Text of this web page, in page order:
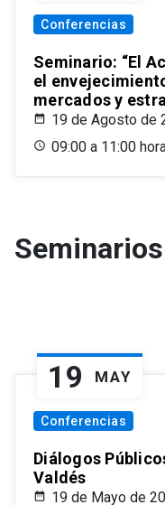
Conferencias
Seminario: “El
el
mercados y
19 de Agosto de
09:00 a 11:00
Seminarios
19 MAY
Conferencias
Diálogos
Valdés
19 de Mayo de